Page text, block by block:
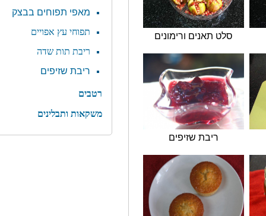
תאנים ורימונים
ריבת שזיפים
מאפי תפוחים בבצק
תפוחי עץ אפויים
ריבת תות שדה
ריבת שזיפים
ותבלינים